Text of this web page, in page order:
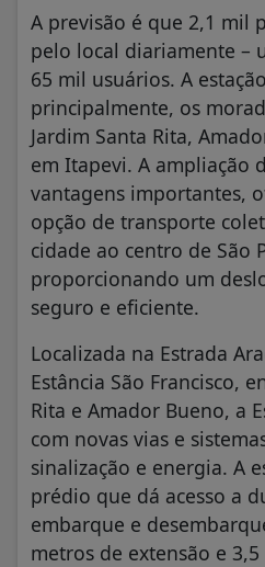
A previsão é que 2,1 mil
pelo local diariamente –
65 mil usuários. A
principalmente, os
Jardim Santa Rita,
em Itapevi. A ampliação
vantagens importantes,
opção de transporte
cidade ao centro de São
proporcionando um
seguro e eficiente.
Localizada na Estrada
Estância São Francisco,
Rita e Amador Bueno, a
com novas vias e
sinalização e energia. A
prédio que dá acesso a
embarque e
metros de extensão e